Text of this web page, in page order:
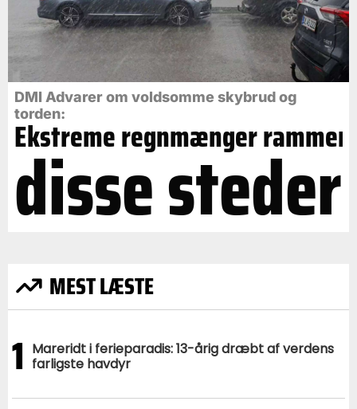
DMI Advarer om voldsomme skybrud og
torden:
Ekstreme regnmænger rammer
disse steder
MEST LÆSTE
1 Mareridt i ferieparadis: 13-årig dræbt af verdens
farligste havdyr